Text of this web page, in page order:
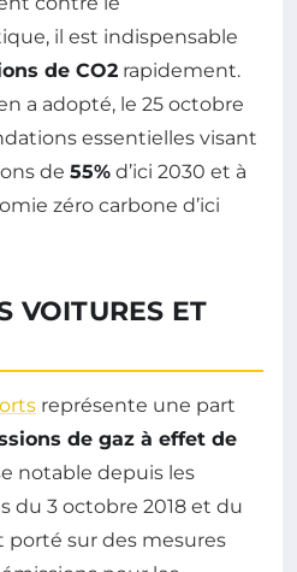
il est indispensable
de CO2 rapidement.
a adopté, le 25 octobre
essentielles visant
de 55% d’ici 2030 et à
zéro carbone d’ici
VOITURES ET
représente une part
de gaz à effet de
notable depuis les
du 3 octobre 2018 et du
porté sur des mesures